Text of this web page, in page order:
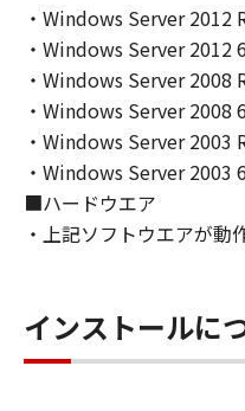
同様です。
(3) キヤノン、キヤノ
ンの子会社、キヤノ
売代理店または販売
ウェア」、または「
起因または関連して
じたいかなる紛争に
ないものとします。
８．契約期間
フトウェア」をイン
し、下記(2)または
・Windows Server 2012
・Windows Server 2012
・Windows Server 2008
・Windows Server 2008
・Windows Server 2003
・Windows Server 2003
■ハードウエア
・上記ソフトウエアが動
インストールに